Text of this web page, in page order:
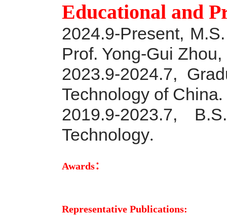
Educational and
2024.9-Present,
Prof. Yong-Gui
2023.9-2024.7,
Technology of China.
2019.9-2023.7,
Technology.
Awards：
Representative Publications: